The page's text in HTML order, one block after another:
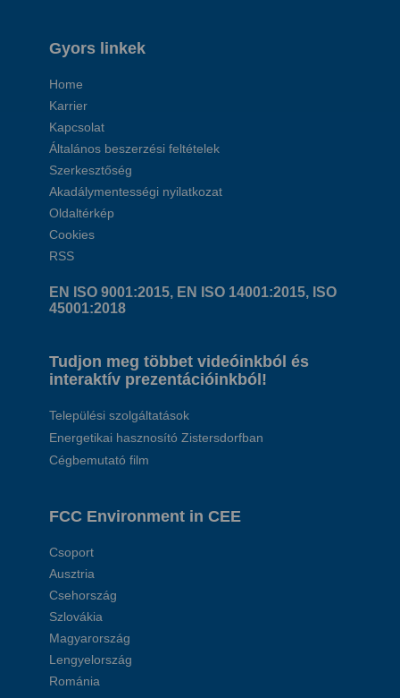
Gyors linkek
Home
Karrier
Kapcsolat
Általános beszerzési feltételek
Szerkesztőség
Akadálymentességi nyilatkozat
Oldaltérkép
Cookies
RSS
EN ISO 9001:2015, EN ISO 14001:2015, ISO
45001:2018
Tudjon meg többet videóinkból és
interaktív prezentációinkból!
Települési szolgáltatások
Energetikai hasznosító Zistersdorfban
Cégbemutató film
FCC Environment in CEE
Csoport
Ausztria
Csehország
Szlovákia
Magyarország
Lengyelország
Románia